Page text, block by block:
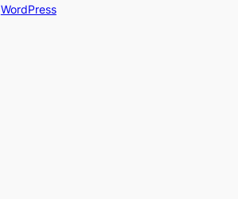
WordPress